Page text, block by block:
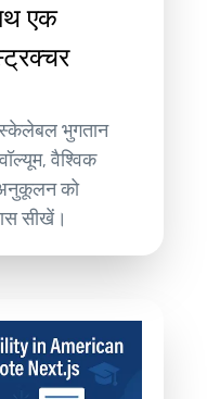
एक
भुगतान
वैश्विक
अनुकूलन को
सीखें।